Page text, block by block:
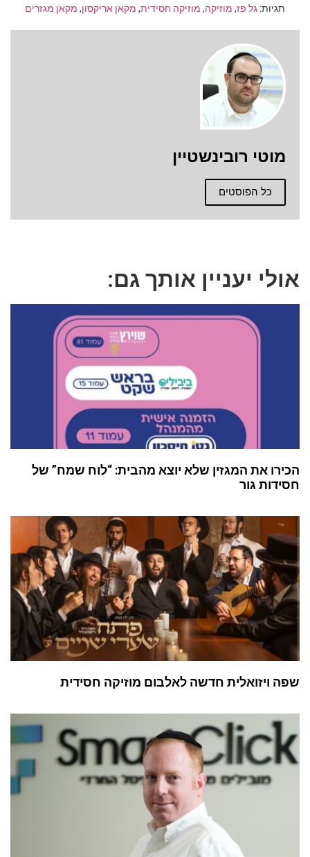
תגיות: גל פז, מוזיקה, מוזיקה חסידית, מקאן אריקסון, מקאן מגזרים
מוטי רובינשטיין
כל הפוסטים
אולי יעניין אותך גם:
הכירו את המגזין שלא יוצא מהבית: “לוח שמח” של
חסידות גור
שפה ויזואלית חדשה לאלבום מוזיקה חסידית